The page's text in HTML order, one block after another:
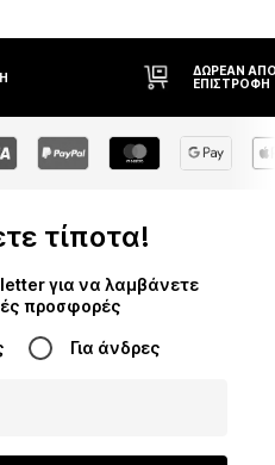
ΔΩΡΕΆΝ
ΕΠΙΣΤΡΟΦΉ
τίποτα!
για να λαμβάνετε
προσφορές
Για άνδρες